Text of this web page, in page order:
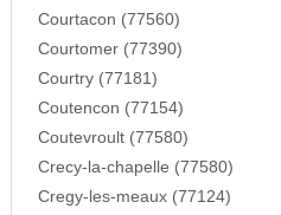
Courtacon (77560)
Courtomer (77390)
Courtry (77181)
Coutencon (77154)
Coutevroult (77580)
Crecy-la-chapelle (77580)
Cregy-les-meaux (77124)